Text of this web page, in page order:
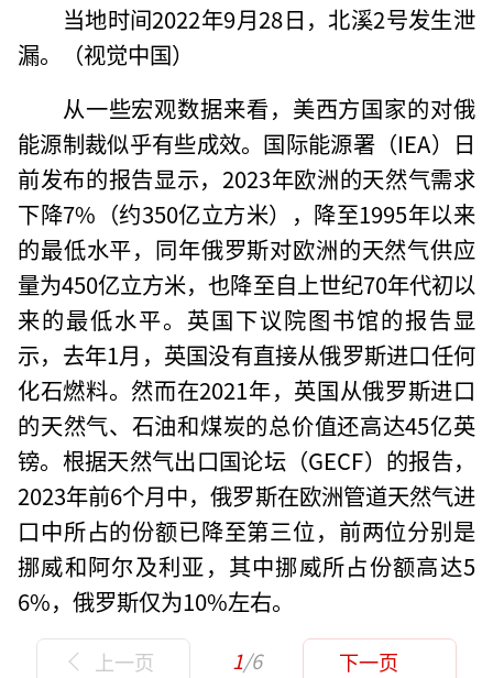
当地时间2022年9月28日，北溪2号发生泄
漏。（视觉中国）
从一些宏观数据来看，美西方国家的对俄
能源制裁似乎有些成效。国际能源署（IEA）日
前发布的报告显示，2023年欧洲的天然气需求
下降7%（约350亿立方米），降至1995年以来
的最低水平，同年俄罗斯对欧洲的天然气供应
量为450亿立方米，也降至自上世纪70年代初以
来的最低水平。英国下议院图书馆的报告显
示，去年1月，英国没有直接从俄罗斯进口任何
化石燃料。然而在2021年，英国从俄罗斯进口
的天然气、石油和煤炭的总价值还高达45亿英
镑。根据天然气出口国论坛（GECF）的报告，
2023年前6个月中，俄罗斯在欧洲管道天然气进
口中所占的份额已降至第三位，前两位分别是
挪威和阿尔及利亚，其中挪威所占份额高达5
6%，俄罗斯仅为10%左右。
上一页 1/6 下一页